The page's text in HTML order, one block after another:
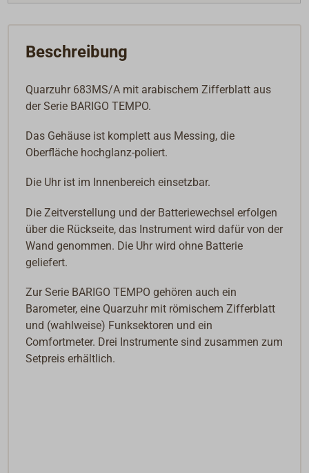
Beschreibung
Quarzuhr 683MS/A mit arabischem Zifferblatt aus
der Serie BARIGO TEMPO.
Das Gehäuse ist komplett aus Messing, die
Oberfläche hochglanz-poliert.
Die Uhr ist im Innenbereich einsetzbar.
Die Zeitverstellung und der Batteriewechsel erfolgen
über die Rückseite, das Instrument wird dafür von der
Wand genommen. Die Uhr wird ohne Batterie
geliefert.
Zur Serie BARIGO TEMPO gehören auch ein
Barometer, eine Quarzuhr mit römischem Zifferblatt
und (wahlweise) Funksektoren und ein
Comfortmeter. Drei Instrumente sind zusammen zum
Setpreis erhältlich.